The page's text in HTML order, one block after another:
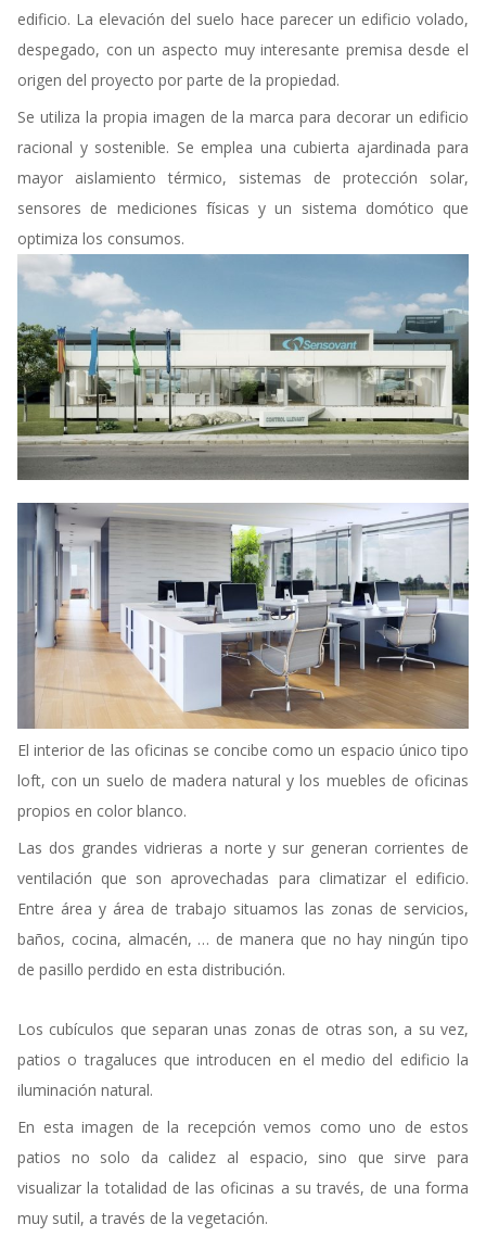
edificio. La elevación del suelo hace parecer un edificio volado,
despegado, con un aspecto muy interesante premisa desde el
origen del proyecto por parte de la propiedad.
Se utiliza la propia imagen de la marca para decorar un edificio
racional y sostenible. Se emplea una cubierta ajardinada para
mayor aislamiento térmico, sistemas de protección solar,
sensores de mediciones físicas y un sistema domótico que
optimiza los consumos.
El interior de las oficinas se concibe como un espacio único tipo
loft, con un suelo de madera natural y los muebles de oficinas
propios en color blanco.
Las dos grandes vidrieras a norte y sur generan corrientes de
ventilación que son aprovechadas para climatizar el edificio.
Entre área y área de trabajo situamos las zonas de servicios,
baños, cocina, almacén, … de manera que no hay ningún tipo
de pasillo perdido en esta distribución.
Los cubículos que separan unas zonas de otras son, a su vez,
patios o tragaluces que introducen en el medio del edificio la
iluminación natural.
En esta imagen de la recepción vemos como uno de estos
patios no solo da calidez al espacio, sino que sirve para
visualizar la totalidad de las oficinas a su través, de una forma
muy sutil, a través de la vegetación.